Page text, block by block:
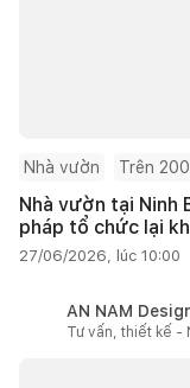
Nhà vườn Trên
Nhà vườn tại Ninh
pháp tổ chức lại
27/06/2026, lúc 10:00
AN NAM
Tư vấn, thiết kế -